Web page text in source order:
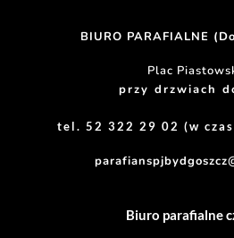
BIURO PARAFIALNE
Plac
przy drzwiach
tel. 52 322 29 02 (w
Biuro parafialne